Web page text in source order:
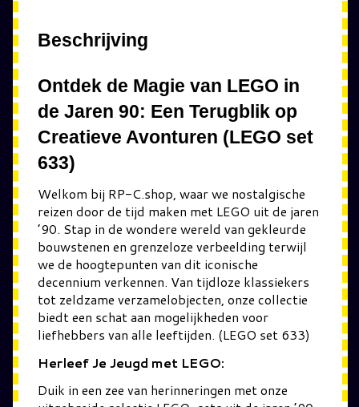
Beschrijving
Ontdek de Magie van LEGO in
de Jaren 90: Een Terugblik op
Creatieve Avonturen (LEGO set
633)
Welkom bij RP-C.shop, waar we nostalgische
reizen door de tijd maken met LEGO uit de jaren
’90. Stap in de wondere wereld van gekleurde
bouwstenen en grenzeloze verbeelding terwijl
we de hoogtepunten van dit iconische
decennium verkennen. Van tijdloze klassiekers
tot zeldzame verzamelobjecten, onze collectie
biedt een schat aan mogelijkheden voor
liefhebbers van alle leeftijden. (LEGO set 633)
Herleef Je Jeugd met LEGO:
Duik in een zee van herinneringen met onze